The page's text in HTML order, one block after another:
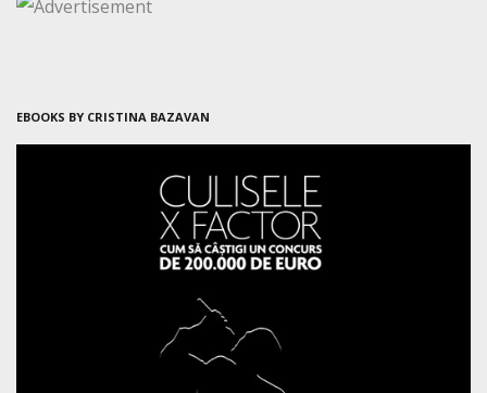
EBOOKS BY CRISTINA BAZAVAN